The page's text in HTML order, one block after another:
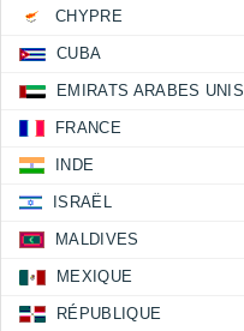
CHYPRE
CUBA
EMIRATS ARABES UNIS
FRANCE
INDE
ISRAËL
MALDIVES
MEXIQUE
RÉPUBLIQUE